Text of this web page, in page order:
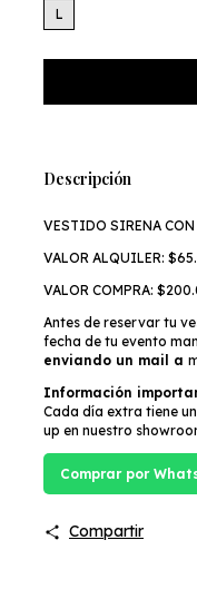
L
Descripción
VESTIDO SIRENA CON
VALOR ALQUILER:
VALOR COMPRA:
Antes de reservar tu
fecha de tu evento
enviando un mail a
Información
Cada día extra tiene
up en nuestro
Comprar por
Compartir